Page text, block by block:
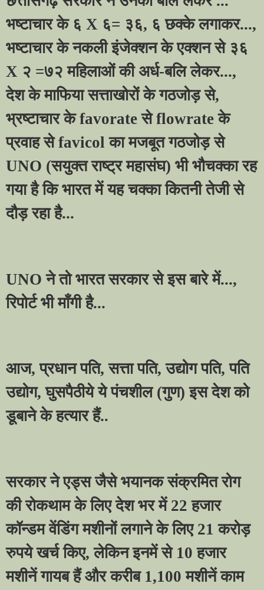
भष्टाचार के ६ X ६= ३६, ६ छक्के लगाकर...,
भष्टाचार के नकली इंजेक्शन के एक्शन से ३६
X २ =७२ महिलाओं की अर्ध-बलि लेकर...,
देश के माफिया सत्ताखोरों के गठजोड़ से,
भ्रष्टाचार केfavorateसेflowrateके
प्रवाह सेfavicolका मजबूत गठजोड़ से
UNO (सयुक्त राष्ट्र महासंघ) भी भौचक्का रह
गया है कि भारत में यह चक्का कितनी तेजी से
दौड़ रहा है...
UNOने तो भारत सरकार से इस बारे में...,
रिपोर्ट भी माँगी है...
आज,प्रधान पति,सत्ता पति,उद्योग पति,पति
उद्योग,घुसपैठीये ये पंचशील (गुण) इस देश को
डूबाने के हत्यार हैं..
सरकार ने एड्स जैसे भयानक संक्रमित रोग
की रोकथाम के लिए देश भर में 22 हजार
कॉन्डम वेंडिंग मशीनों लगाने के लिए 21 करोड़
रुपये खर्च किए,लेकिन इनमें से 10 हजार
मशीनें गायब हैं और करीब 1,100 मशीनें काम